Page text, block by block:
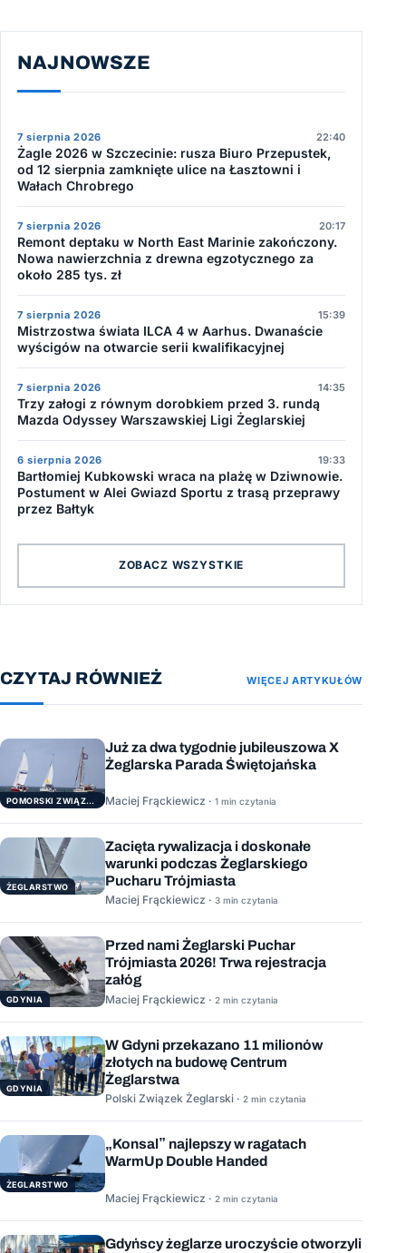
NAJNOWSZE
7 sierpnia 2026 22:40
Żagle 2026 w Szczecinie: rusza Biuro Przepustek,
od 12 sierpnia zamknięte ulice na Łasztowni i
Wałach Chrobrego
7 sierpnia 2026 20:17
Remont deptaku w North East Marinie zakończony.
Nowa nawierzchnia z drewna egzotycznego za
około 285 tys. zł
7 sierpnia 2026 15:39
Mistrzostwa świata ILCA 4 w Aarhus. Dwanaście
wyścigów na otwarcie serii kwalifikacyjnej
7 sierpnia 2026 14:35
Trzy załogi z równym dorobkiem przed 3. rundą
Mazda Odyssey Warszawskiej Ligi Żeglarskiej
6 sierpnia 2026 19:33
Bartłomiej Kubkowski wraca na plażę w Dziwnowie.
Postument w Alei Gwiazd Sportu z trasą przeprawy
przez Bałtyk
ZOBACZ WSZYSTKIE
CZYTAJ RÓWNIEŻ WIĘCEJ ARTYKUŁÓW
POMORSKI ZWIĄZEK ŻEGLARSKI
Już za dwa tygodnie jubileuszowa X
Żeglarska Parada Świętojańska
Maciej Frąckiewicz · 1 min czytania
ŻEGLARSTWO
Zacięta rywalizacja i doskonałe
warunki podczas Żeglarskiego
Pucharu Trójmiasta
Maciej Frąckiewicz · 3 min czytania
GDYNIA
Przed nami Żeglarski Puchar
Trójmiasta 2026! Trwa rejestracja
załóg
Maciej Frąckiewicz · 2 min czytania
GDYNIA
W Gdyni przekazano 11 milionów
złotych na budowę Centrum
Żeglarstwa
Polski Związek Żeglarski · 2 min czytania
ŻEGLARSTWO
„Konsal” najlepszy w ragatach
WarmUp Double Handed
Maciej Frąckiewicz · 2 min czytania
Gdyńscy żeglarze uroczyście otworzyli